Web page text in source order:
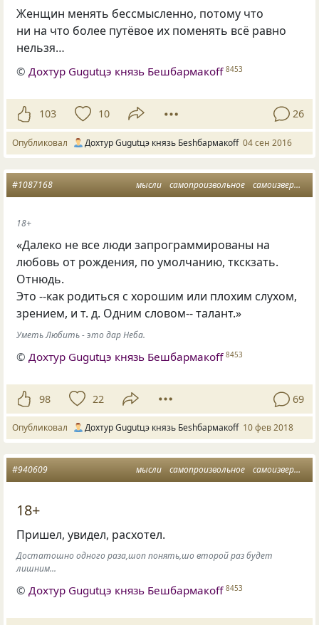
Женщин менять бессмысленно, потому что
ни на что более путёвое их поменять всё равно
нельзя…
©Дохтур Gugutцэ князь Бешбармакоff 8453
103 10 26
Опубликовал Дохтур Gugutцэ князь Беshбармакоff 04 сен 2016
мысли самопроизвольное самоизвержение
#1087168
18+
«Далеко не все люди запрограммированы на
любовь от рождения, по умолчанию, ткскзать.
Отнюдь.
Это --как родиться с хорошим или плохим слухом,
зрением, и т. д. Одним словом-- талант.»
Уметь Любить - это дар Неба.
© Дохтур Gugutцэ князь Бешбармакоff 8453
98 22 69
Опубликовал Дохтур Gugutцэ князь Беshбармакоff 10 фев 2018
мысли самопроизвольное самоизвержение
#940609
18+
Пришел, увидел, расхотел.
Достатошно одного раза,шоп понять,шо второй раз будет
лишним...
© Дохтур Gugutцэ князь Бешбармакоff 8453